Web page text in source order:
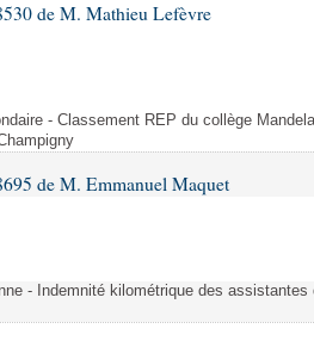
de M. Mathieu Lefèvre
- Classement REP du collège
de M. Emmanuel Maquet
- Indemnité kilométrique des